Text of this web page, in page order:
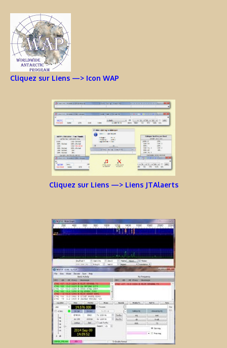
Cliquez sur Liens —> Icon WAP
Cliquez sur Liens —> Liens JTAlaerts